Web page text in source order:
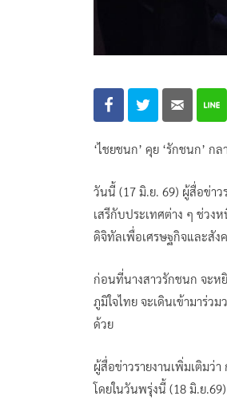
‘ไชยชนก’ คุย ‘รักชนก’ ก
วันนี้ (17 มิ.ย. 69) ผู้สื่อข่าว
เสรีกับประเทศต่าง ๆ ช่วงห
ดิจิทัลเพื่อเศรษฐกิจและสัง
ก่อนที่นางสาวรักชนก จะห
ภูมิใจไทย จะเดินเข้ามาร่
ด้วย
ผู้สื่อข่าวรายงานเพิ่มเติมว่
โดยในวันพรุ่งนี้ (18 มิ.ย